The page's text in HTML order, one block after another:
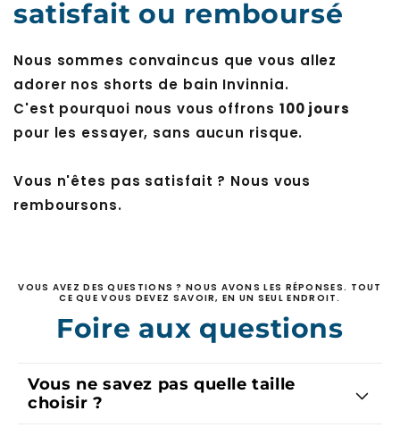
adorer nos shorts de bain Invinnia.
C'est pourquoi nous vous offrons100 jours
pour les essayer, sans aucun risque.
remboursons.
CE QUE VOUS DEVEZ SAVOIR, EN UN SEUL ENDROIT.
Foire aux questions
choisir ?